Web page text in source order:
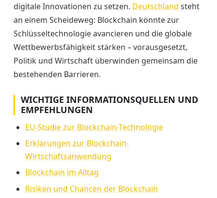
digitale Innovationen zu setzen. Deutschland steht
an einem Scheideweg: Blockchain könnte zur
Schlüsseltechnologie avancieren und die globale
Wettbewerbsfähigkeit stärken – vorausgesetzt,
Politik und Wirtschaft überwinden gemeinsam die
bestehenden Barrieren.
WICHTIGE INFORMATIONSQUELLEN UND
EMPFEHLUNGEN
EU-Studie zur Blockchain-Technologie
Erklärungen zur Blockchain-
Wirtschaftsanwendung
Blockchain im Alltag
Risiken und Chancen der Blockchain